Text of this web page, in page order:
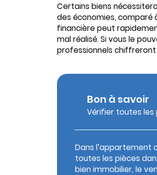
Certains biens
des économies, comparé
financière peut
mal réalisé. Si vous le
professionnels
Bon à savoir
Vérifier toutes les
Dans l’appartement
toutes les pièces
bien immobilier, le